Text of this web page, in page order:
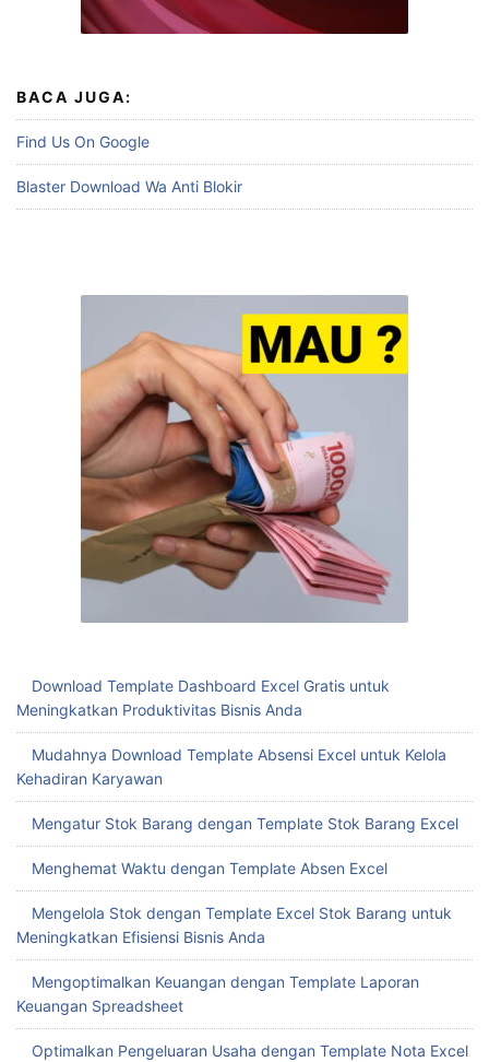
BACA JUGA:
Find Us On Google
Blaster Download Wa Anti Blokir
Download Template Dashboard Excel Gratis untuk
Meningkatkan Produktivitas Bisnis Anda
Mudahnya Download Template Absensi Excel untuk Kelola
Kehadiran Karyawan
Mengatur Stok Barang dengan Template Stok Barang Excel
Menghemat Waktu dengan Template Absen Excel
Mengelola Stok dengan Template Excel Stok Barang untuk
Meningkatkan Efisiensi Bisnis Anda
Mengoptimalkan Keuangan dengan Template Laporan
Keuangan Spreadsheet
Optimalkan Pengeluaran Usaha dengan Template Nota Excel